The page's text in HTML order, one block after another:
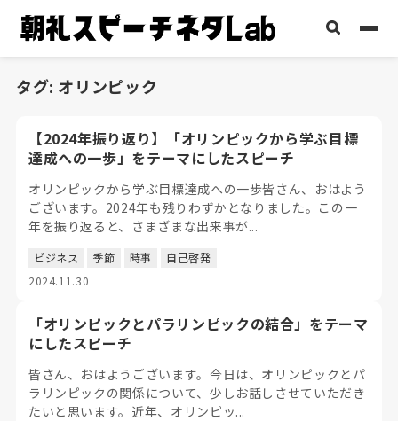
タグ: オリンピック
【2024年振り返り】「オリンピックから学ぶ目標
達成への一歩」をテーマにしたスピーチ
オリンピックから学ぶ目標達成への一歩皆さん、おはよう
ございます。2024年も残りわずかとなりました。この一
年を振り返ると、さまざまな出来事が...
ビジネス 季節 時事
自己啓発
2024.11.30
「オリンピックとパラリンピックの結合」をテーマ
にしたスピーチ
皆さん、おはようございます。今日は、オリンピックとパ
ラリンピックの関係について、少しお話しさせていただき
たいと思います。近年、オリンピッ...